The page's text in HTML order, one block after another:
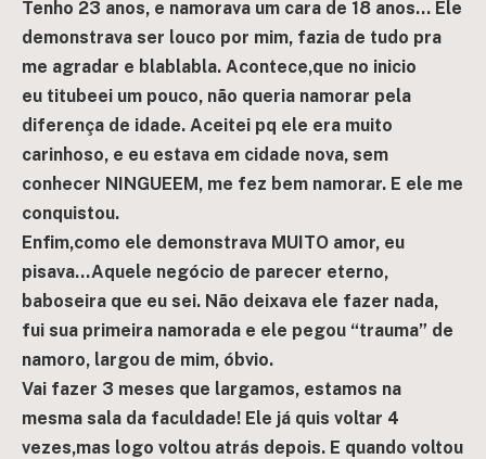
Tenho 23 anos, e namorava um cara de 18 anos… Ele
demonstrava ser louco por mim, fazia de tudo pra
me agradar e blablabla. Acontece,que no inicio
eu titubeei um pouco, não queria namorar pela
diferença de idade. Aceitei pq ele era muito
carinhoso, e eu estava em cidade nova, sem
conhecer NINGUEEM, me fez bem namorar. E ele me
conquistou.
Enfim,como ele demonstrava MUITO amor, eu
pisava…Aquele negócio de parecer eterno,
baboseira que eu sei. Não deixava ele fazer nada,
fui sua primeira namorada e ele pegou “trauma” de
namoro, largou de mim, óbvio.
Vai fazer 3 meses que largamos, estamos na
mesma sala da faculdade! Ele já quis voltar 4
vezes,mas logo voltou atrás depois. E quando voltou